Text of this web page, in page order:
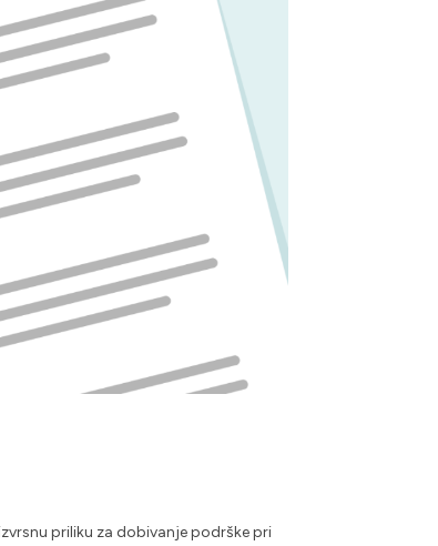
priliku za dobivanje podrške pri